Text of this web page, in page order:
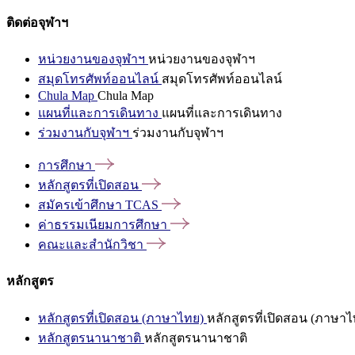
ติดต่อจุฬาฯ
หน่วยงานของจุฬาฯ หน่วยงานของจุฬาฯ
สมุดโทรศัพท์ออนไลน์ สมุดโทรศัพท์ออนไลน์
Chula Map Chula Map
แผนที่และการเดินทาง แผนที่และการเดินทาง
ร่วมงานกับจุฬาฯ ร่วมงานกับจุฬาฯ
การศึกษา
หลักสูตรที่เปิดสอน
สมัครเข้าศึกษา TCAS
ค่าธรรมเนียมการศึกษา
คณะและสำนักวิชา
หลักสูตร
หลักสูตรที่เปิดสอน (ภาษาไทย) หลักสูตรที่เปิดสอน (ภาษาไ
หลักสูตรนานาชาติ หลักสูตรนานาชาติ